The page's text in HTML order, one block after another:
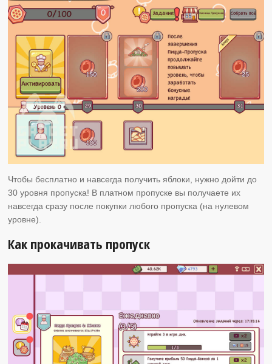
Чтобы бесплатно и навсегда получить яблоки, нужно дойти до
30 уровня пропуска! В платном пропуске вы получаете их
навсегда сразу после покупки любого пропуска (на нулевом
уровне).
Как прокачивать пропуск